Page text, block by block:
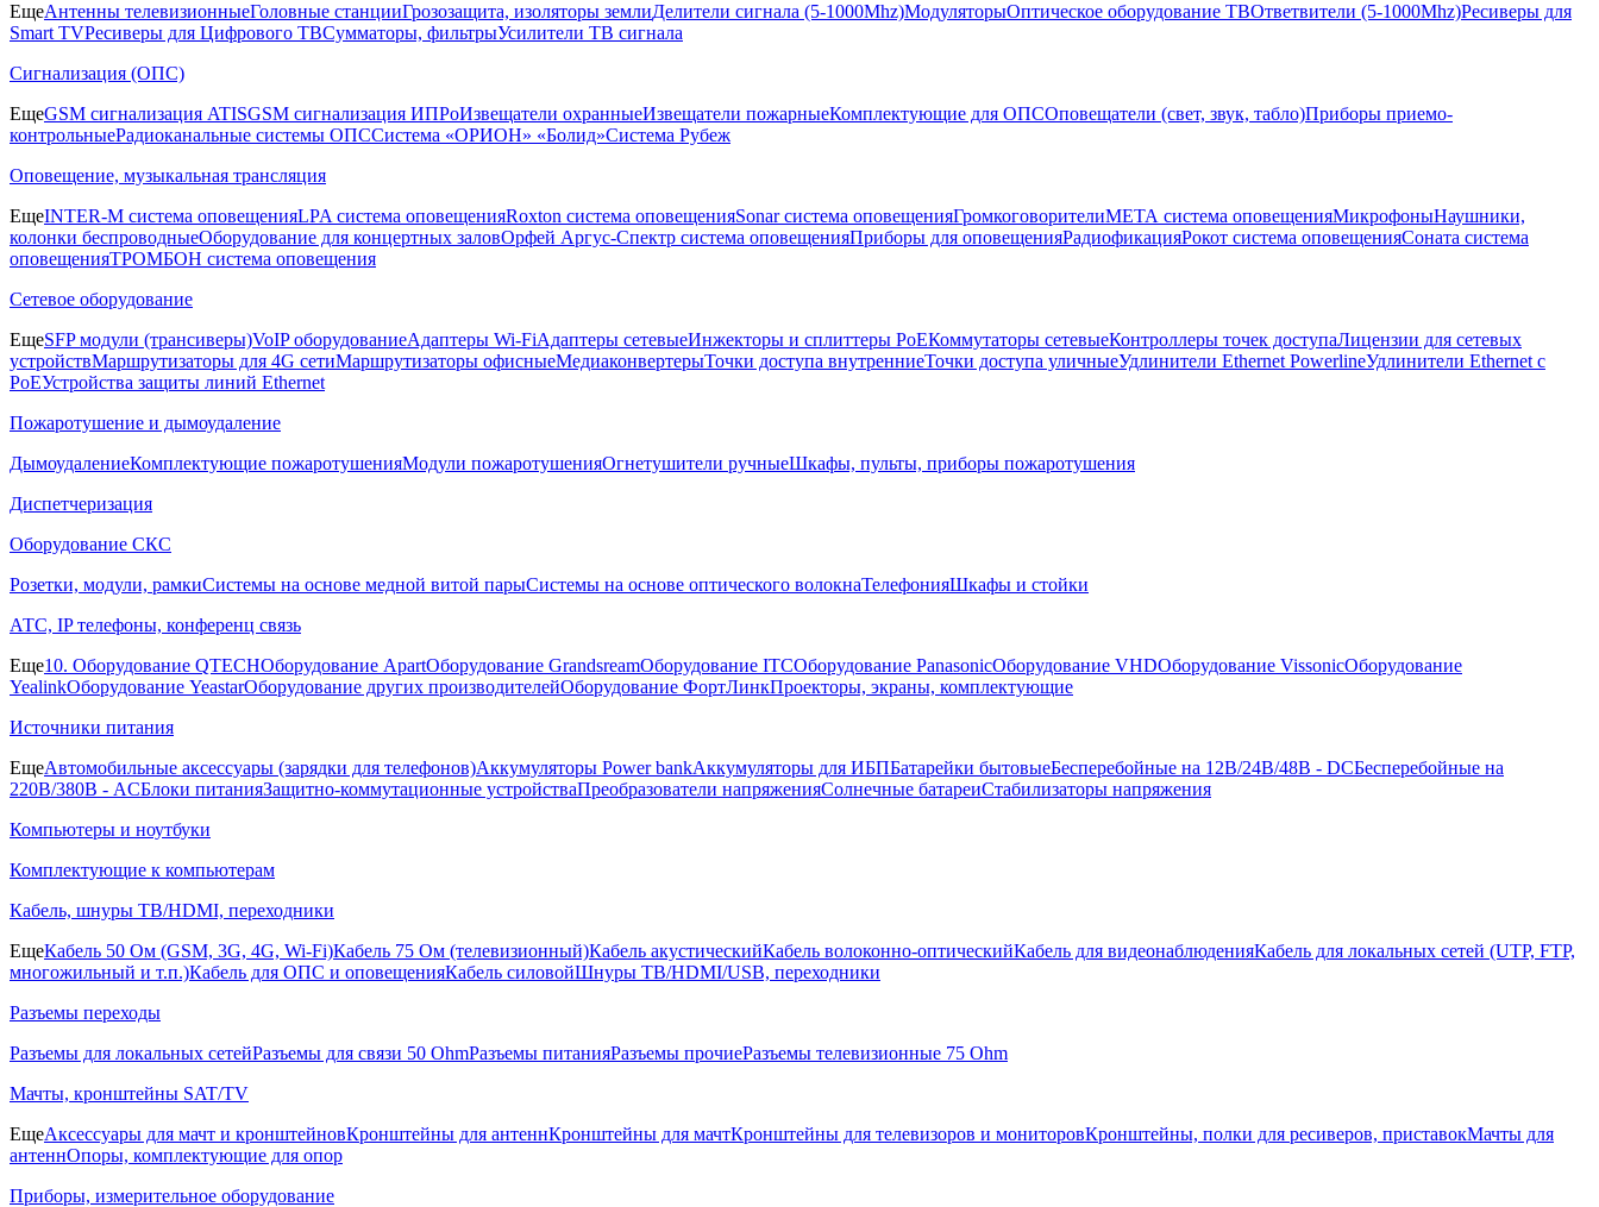
ЕщеАнтенны телевизионныеГоловные станцииГрозозащита, изоляторы землиДелители сигнала (5-1000Mhz)МодуляторыОптическое оборудование ТВОтветвители (5-1000Mhz)Ресиверы для
Smart TVРесиверы для Цифрового ТВСумматоры, фильтрыУсилители ТВ сигнала
Сигнализация (ОПС)
ЕщеGSM сигнализация ATISGSM сигнализация ИПРоИзвещатели охранныеИзвещатели пожарныеКомплектующие для ОПСОповещатели (свет, звук, табло)Приборы приемо-
контрольныеРадиоканальные системы ОПССистема «ОРИОН» «Болид»Система Рубеж
Оповещение, музыкальная трансляция
ЕщеINTER-M система оповещенияLPA система оповещенияRoxton система оповещенияSonar система оповещенияГромкоговорителиМЕТА система оповещенияМикрофоныНаушники,
колонки беспроводныеОборудование для концертных заловОрфей Аргус-Спектр система оповещенияПриборы для оповещенияРадиофикацияРокот система оповещенияСоната система
оповещенияТРОМБОН система оповещения
Сетевое оборудование
ЕщеSFP модули (трансиверы)VoIP оборудованиеАдаптеры Wi-FiАдаптеры сетевыеИнжекторы и сплиттеры РоЕКоммутаторы сетевыеКонтроллеры точек доступаЛицензии для сетевых
устройствМаршрутизаторы для 4G сетиМаршрутизаторы офисныеМедиаконвертерыТочки доступа внутренниеТочки доступа уличныеУдлинители Ethernet PowerlineУдлинители Ethernet с
PoEУстройства защиты линий Ethernet
Пожаротушение и дымоудаление
ДымоудалениеКомплектующие пожаротушенияМодули пожаротушенияОгнетушители ручныеШкафы, пульты, приборы пожаротушения
Диспетчеризация
Оборудование СКС
Розетки, модули, рамкиСистемы на основе медной витой парыСистемы на основе оптического волокнаТелефонияШкафы и стойки
АТС, IP телефоны, конференц связь
Еще10. Оборудование QTECHОборудование ApartОборудование GrandsreamОборудование ITCОборудование PanasonicОборудование VHDОборудование VissonicОборудование
YealinkОборудование YeastarОборудование других производителейОборудование ФортЛинкПроекторы, экраны, комплектующие
Источники питания
ЕщеАвтомобильные аксессуары (зарядки для телефонов)Аккумуляторы Power bankАккумуляторы для ИБПБатарейки бытовыеБесперебойные на 12В/24В/48В - DCБесперебойные на
220В/380В - ACБлоки питанияЗащитно-коммутационные устройстваПреобразователи напряженияСолнечные батареиСтабилизаторы напряжения
Компьютеры и ноутбуки
Комплектующие к компьютерам
Кабель, шнуры ТВ/HDMI, переходники
ЕщеКабель 50 Ом (GSM, 3G, 4G, Wi-Fi)Кабель 75 Ом (телевизионный)Кабель акустическийКабель волоконно-оптическийКабель для видеонаблюденияКабель для локальных сетей (UTP, FTP,
многожильный и т.п.)Кабель для ОПС и оповещенияКабель силовойШнуры ТВ/HDMI/USB, переходники
Разъемы переходы
Разъемы для локальных сетейРазъемы для связи 50 OhmРазъемы питанияРазъемы прочиеРазъемы телевизионные 75 Ohm
Мачты, кронштейны SAT/TV
ЕщеАксессуары для мачт и кронштейновКронштейны для антеннКронштейны для мачтКронштейны для телевизоров и мониторовКронштейны, полки для ресиверов, приставокМачты для
антеннОпоры, комплектующие для опор
Приборы, измерительное оборудование